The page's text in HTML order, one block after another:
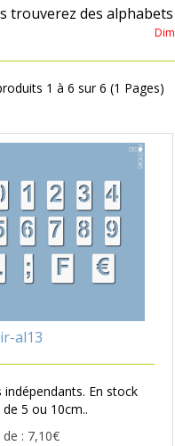
des
1 à 6 sur 6 (1 Pages)
al13
indépendants. En stock
5 ou 10cm..
: 7,10€